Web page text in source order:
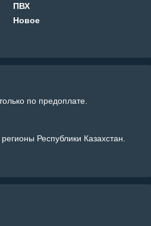
ПВХ
Новое
по предоплате.
Республики Казахстан.